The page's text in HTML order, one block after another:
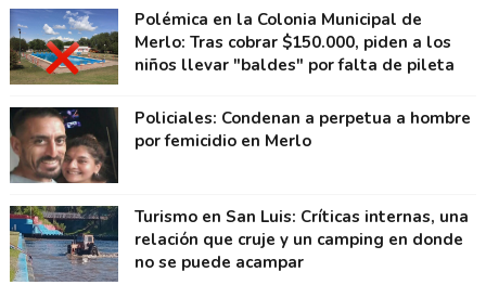
Polémica en la Colonia Municipal de
Merlo: Tras cobrar $150.000, piden a los
niños llevar "baldes" por falta de pileta
Policiales: Condenan a perpetua a hombre
por femicidio en Merlo
Turismo en San Luis: Críticas internas, una
relación que cruje y un camping en donde
no se puede acampar